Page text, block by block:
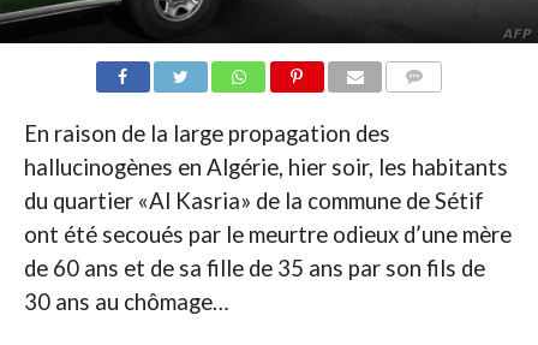
En raison de la large propagation des
hallucinogènes en Algérie, hier soir, les habitants
du quartier «Al Kasria» de la commune de Sétif
ont été secoués par le meurtre odieux d’une mère
de 60 ans et de sa fille de 35 ans par son fils de
30 ans au chômage…